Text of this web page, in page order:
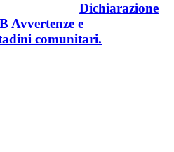
Dichiarazione
Avvertenze e
comunitari.